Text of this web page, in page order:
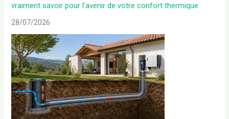
vraiment savoir pour l’avenir de votre confort thermique
28/07/2026